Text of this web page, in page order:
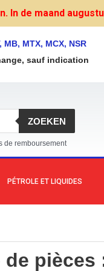
In de maand
MTX, MCX, NSR
sauf indication
ZOEKEN
de remboursement
PÉTROLE ET LIQUIDES
pièces